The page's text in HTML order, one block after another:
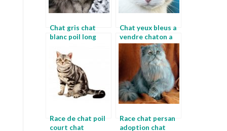
Chat gris chat
blanc poil long
Chat yeux bleus a
vendre chaton a
vendre ou a
donner
Race de chat poil
court chat
Race chat persan
adoption chat